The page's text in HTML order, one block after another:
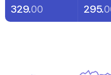
329.00 295.
The chart has 1 Y axis